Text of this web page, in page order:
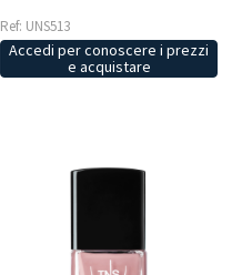
Ref: UNS513
Accedi per conoscere i prezzi
e acquistare